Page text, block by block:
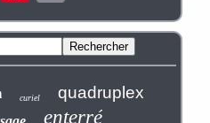
curiel quadruplex
enterré